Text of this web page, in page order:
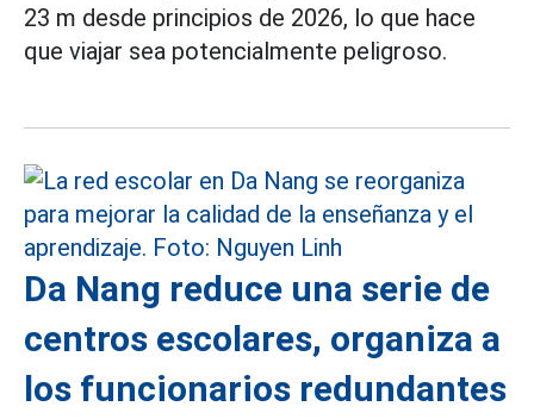
23 m desde principios de 2026, lo que hace
que viajar sea potencialmente peligroso.
Da Nang reduce una serie de
centros escolares, organiza a
los funcionarios redundantes